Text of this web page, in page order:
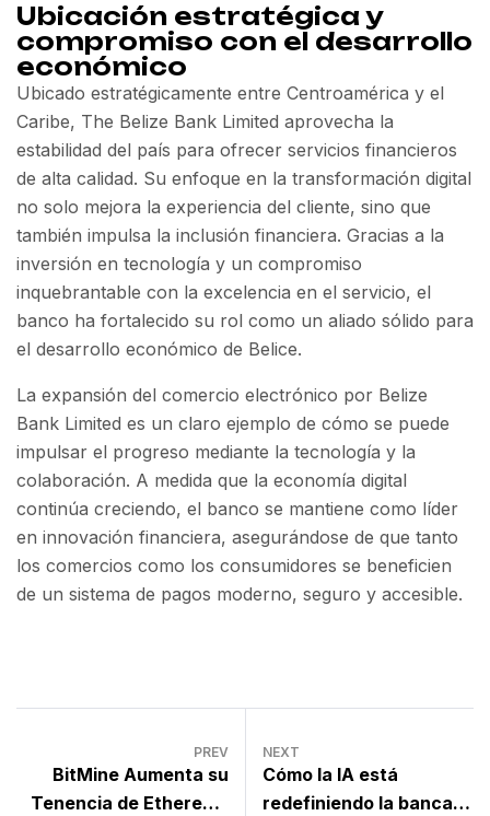
Ubicación estratégica y
compromiso con el desarrollo
económico
Ubicado estratégicamente entre Centroamérica y el
Caribe, The Belize Bank Limited aprovecha la
estabilidad del país para ofrecer servicios financieros
de alta calidad. Su enfoque en la transformación digital
no solo mejora la experiencia del cliente, sino que
también impulsa la inclusión financiera. Gracias a la
inversión en tecnología y un compromiso
inquebrantable con la excelencia en el servicio, el
banco ha fortalecido su rol como un aliado sólido para
el desarrollo económico de Belice.
La expansión del comercio electrónico por Belize
Bank Limited es un claro ejemplo de cómo se puede
impulsar el progreso mediante la tecnología y la
colaboración. A medida que la economía digital
continúa creciendo, el banco se mantiene como líder
en innovación financiera, asegurándose de que tanto
los comercios como los consumidores se beneficien
de un sistema de pagos moderno, seguro y accesible.
PREV
BitMine Aumenta su
Tenencia de Ethereum
NEXT
Cómo la IA está
redefiniendo la banca y